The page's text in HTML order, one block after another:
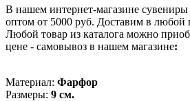
В нашем интернет-магазине
оптом от 5000 руб. Доставим в любой
Любой товар из каталога можно
цене - самовывоз в нашем магазине:
Материал: Фарфор
Размеры: 9 см.